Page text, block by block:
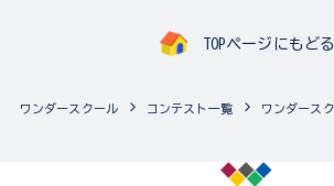
TOPページにもどる
ワンダースクール コンテスト一覧